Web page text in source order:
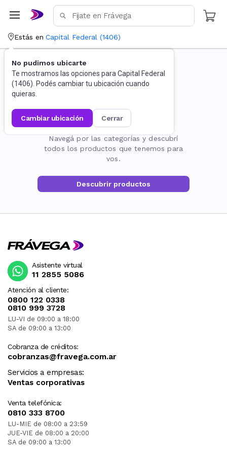
Estás en Capital Federal (1406)
No pudimos ubicarte
Te mostramos las opciones para Capital Federal
(1406). Podés cambiar tu ubicación cuando
quieras.
cambiar ubicación cerrar
La página no existe
Navegá por las categorías y descubrí
todos los productos que tenemos para
vos.
Descubrir productos
Atención al cliente:
0800 122 0338
0810 999 3728
LU-VI de 09:00 a 18:00
SA de 09:00 a 13:00
Cobranza de créditos:
cobranzas@fravega.com.ar
Servicios a empresas:
Ventas corporativas
Venta telefónica:
0810 333 8700
LU-MIE de 08:00 a 23:59
JUE-VIE de 08:00 a 20:00
SA de 09:00 a 13:00
Asistente virtual
11 2855 5086